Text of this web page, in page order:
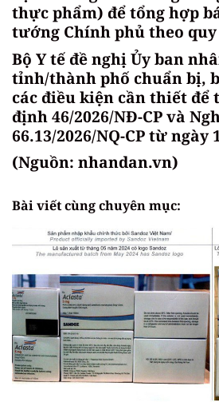
thực phẩm) để tổng hợp
tướng Chính phủ theo
Bộ Y tế đề nghị Ủy ban
tỉnh/thành phố chuẩn bị,
các điều kiện cần thiết để
định 46/2026/NĐ-CP và
66.13/2026/NQ-CP từ ngày
(Nguồn: nhandan.vn)
Bài viết cùng chuyên mục: